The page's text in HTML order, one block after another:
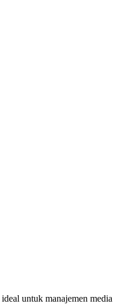
untuk manajemen